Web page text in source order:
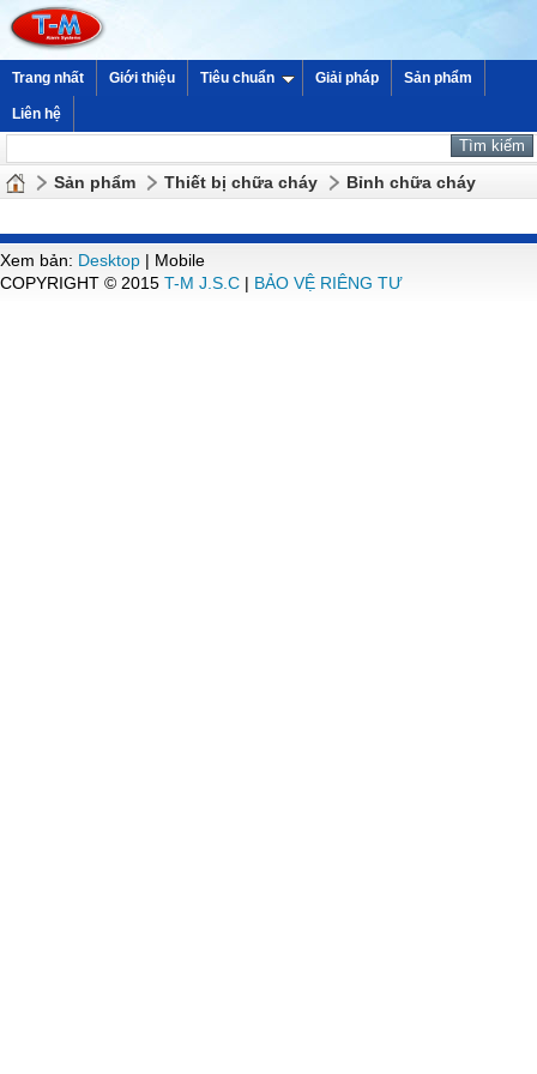
Trang nhất Giới thiệu Tiêu chuẩn Giải pháp Sản phẩm
Liên hệ
Sản phẩm Thiết bị chữa cháy Bỉnh chữa cháy
Xem bản: Desktop | Mobile
COPYRIGHT © 2015 T-M J.S.C | BẢO VỆ RIÊNG TƯ